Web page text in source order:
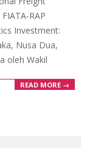
RAP
Investment:
Nusa Dua,
oleh Wakil
READ MORE →